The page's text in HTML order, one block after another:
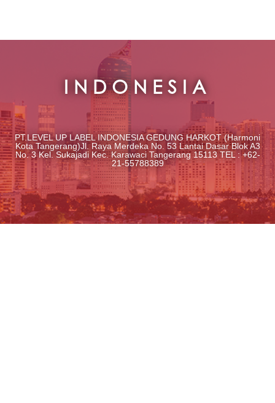
INDONESIA
PT.LEVEL UP LABEL INDONESIA GEDUNG HARKOT (Harmoni
Kota Tangerang)Jl. Raya Merdeka No. 53 Lantai Dasar Blok A3
No. 3 Kel. Sukajadi Kec. Karawaci Tangerang 15113 TEL : +62-
21-55788389